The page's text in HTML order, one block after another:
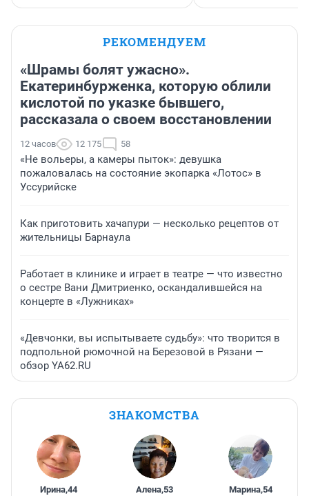
РЕКОМЕНДУЕМ
«Шрамы болят ужасно».
Екатеринбурженка, которую облили
кислотой по указке бывшего,
рассказала о своем восстановлении
12 часов 12 175 58
«Не вольеры, а камеры пыток»: девушка
пожаловалась на состояние экопарка «Лотос» в
Уссурийске
Как приготовить хачапури — несколько рецептов от
жительницы Барнаула
Работает в клинике и играет в театре — что известно
о сестре Вани Дмитриенко, оскандалившейся на
концерте в «Лужниках»
«Девчонки, вы испытываете судьбу»: что творится в
подпольной рюмочной на Березовой в Рязани —
обзор YA62.RU
ЗНАКОМСТВА
Ирина,44 Алена,53 Марина,54